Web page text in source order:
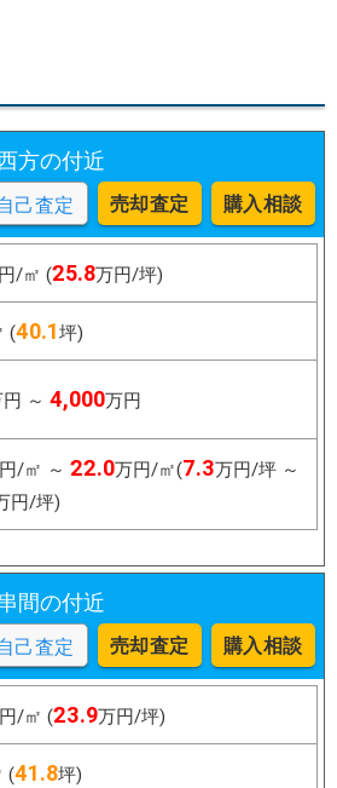
方の付近
己査定 売却査定 購入相談
/㎡ (25.8万円/坪)
(40.1坪)
～ 4,000万円
/㎡ ～ 22.0万円/㎡(7.3万円/坪 ～
円/坪)
間の付近
己査定 売却査定 購入相談
/㎡ (23.9万円/坪)
(41.8坪)